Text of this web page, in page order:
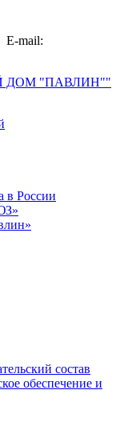
E-mail:
"ПАВЛИН""
в России
состав
обеспечение и